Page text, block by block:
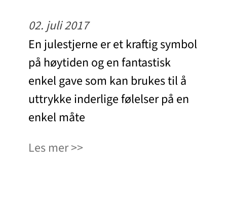
02. juli 2017
En julestjerne er et kraftig symbol
på høytiden og en fantastisk
enkel gave som kan brukes til å
uttrykke inderlige følelser på en
enkel måte
Les mer